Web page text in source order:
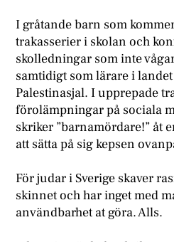
I gråtande barn som
trakasserier i skolan och
skolledningar som inte
samtidigt som lärare i
Palestinasjal. I upprepade
förolämpningar på sociala
skriker ”barnamördare!” åt
att sätta på sig kepsen
För judar i Sverige skaver
skinnet och har inget med
användbarhet at göra. Alls.